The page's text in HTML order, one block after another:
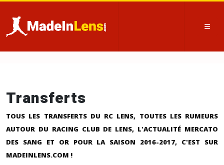
Transferts
TOUS LES TRANSFERTS DU RC LENS, TOUTES LES RUMEURS
AUTOUR DU RACING CLUB DE LENS, L'ACTUALITÉ MERCATO
DES SANG ET OR POUR LA SAISON 2016-2017, C'EST SUR
MADEINLENS.COM !